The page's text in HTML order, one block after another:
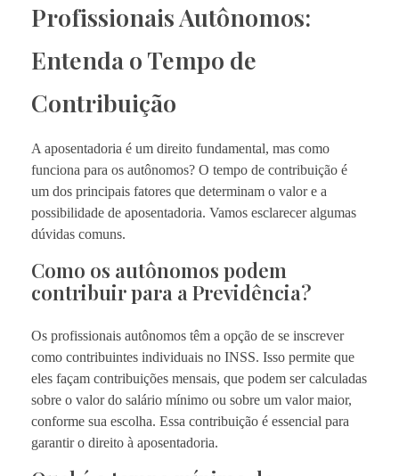
Profissionais Autônomos:
Entenda o Tempo de
Contribuição
A aposentadoria é um direito fundamental, mas como
funciona para os autônomos? O tempo de contribuição é
um dos principais fatores que determinam o valor e a
possibilidade de aposentadoria. Vamos esclarecer algumas
dúvidas comuns.
Como os autônomos podem
contribuir para a Previdência?
Os profissionais autônomos têm a opção de se inscrever
como contribuintes individuais no INSS. Isso permite que
eles façam contribuições mensais, que podem ser calculadas
sobre o valor do salário mínimo ou sobre um valor maior,
conforme sua escolha. Essa contribuição é essencial para
garantir o direito à aposentadoria.